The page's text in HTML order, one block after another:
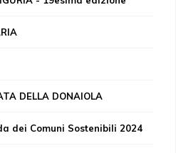
DELLA DONAIOLA
dei Comuni Sostenibili 2024